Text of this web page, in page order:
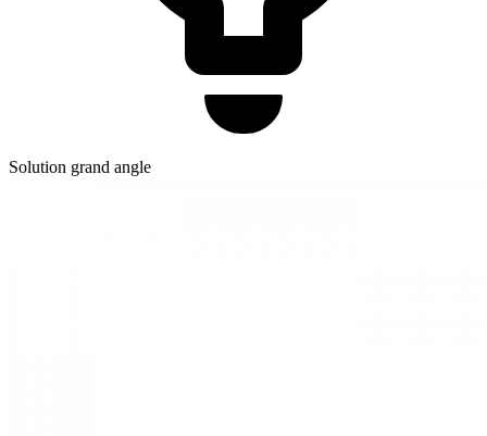
Solution grand angle